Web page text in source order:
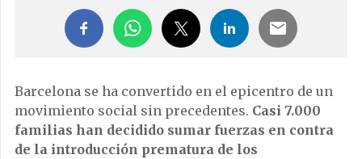
Barcelona se ha convertido en el epicentro de un
movimiento social sin precedentes. Casi 7.000
familias han decidido sumar fuerzas en contra
de la introducción prematura de los